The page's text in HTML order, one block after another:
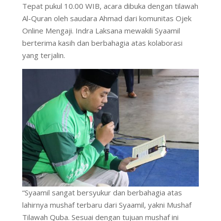
Tepat pukul 10.00 WIB, acara dibuka dengan tilawah
Al-Quran oleh saudara Ahmad dari komunitas Ojek
Online Mengaji. Indra Laksana mewakili Syaamil
berterima kasih dan berbahagia atas kolaborasi
yang terjalin.
“Syaamil sangat bersyukur dan berbahagia atas
lahirnya mushaf terbaru dari Syaamil, yakni Mushaf
Tilawah Quba. Sesuai dengan tujuan mushaf ini